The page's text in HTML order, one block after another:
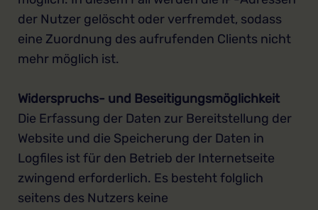
der Nutzer gelöscht oder verfremdet, sodass
eine Zuordnung des aufrufenden Clients nicht
mehr möglich ist.
Widerspruchs- und Beseitigungsmöglichkeit
Die Erfassung der Daten zur Bereitstellung der
Website und die Speicherung der Daten in
Logfiles ist für den Betrieb der Internetseite
zwingend erforderlich. Es besteht folglich
seitens des Nutzers keine